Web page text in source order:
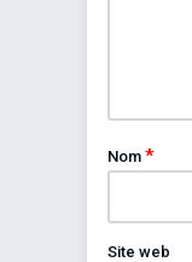
Nom *
Site web